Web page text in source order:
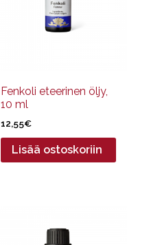
Fenkoli eteerinen öljy,
10 ml
12,55€
Lisää ostoskoriin